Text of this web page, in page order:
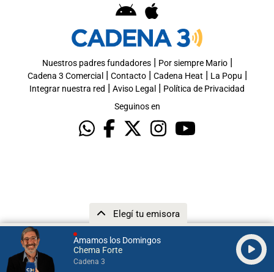
Amamos los Domingos
Chema Forte
Cadena 3
Elegí tu emisora
Nuestros padres fundadores| Por siempre Mario|
Cadena 3 Comercial | Contacto| Cadena Heat | La Popu |
Integrar nuestra red | Aviso Legal | Política de Privacidad
Seguinos en